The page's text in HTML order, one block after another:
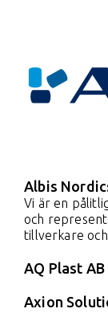
Albis
Vi är en
och
tillverkare
AQ Plast AB
Axion